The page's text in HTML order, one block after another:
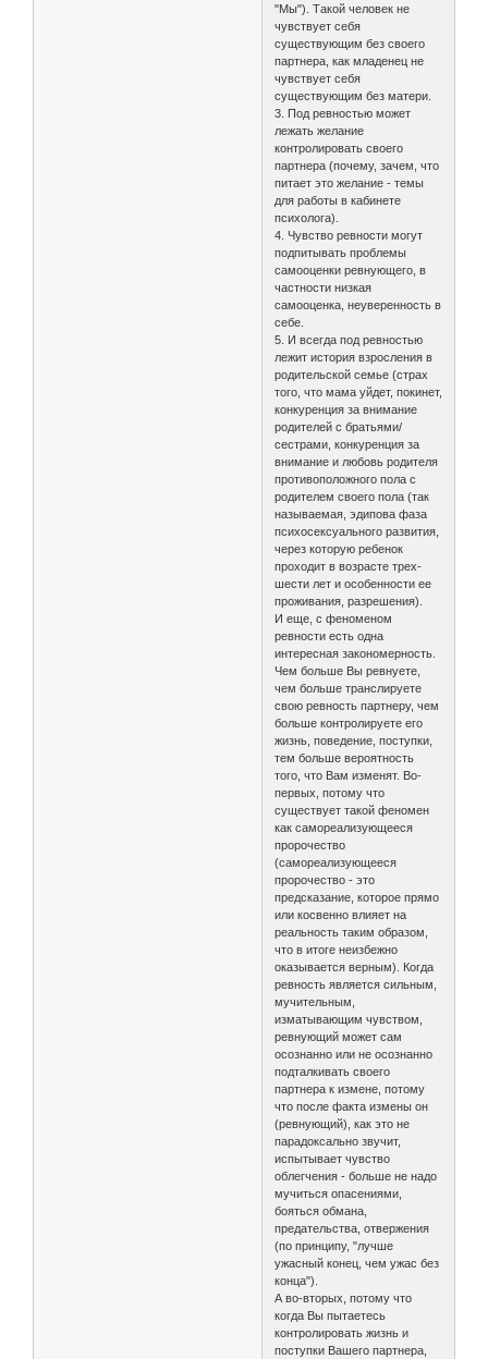
"Мы"). Такой человек не
чувствует себя
существующим без своего
партнера, как младенец не
чувствует себя
существующим без матери.
3. Под ревностью может
лежать желание
контролировать своего
партнера (почему, зачем, что
питает это желание - темы
для работы в кабинете
психолога).
4. Чувство ревности могут
подпитывать проблемы
самооценки ревнующего, в
частности низкая
самооценка, неуверенность в
себе.
5. И всегда под ревностью
лежит история взросления в
родительской семье (страх
того, что мама уйдет, покинет,
конкуренция за внимание
родителей с братьями/
сестрами, конкуренция за
внимание и любовь родителя
противоположного пола с
родителем своего пола (так
называемая, эдипова фаза
психосексуального развития,
через которую ребенок
проходит в возрасте трех-
шести лет и особенности ее
проживания, разрешения).
И еще, с феноменом
ревности есть одна
интересная закономерность.
Чем больше Вы ревнуете,
чем больше транслируете
свою ревность партнеру, чем
больше контролируете его
жизнь, поведение, поступки,
тем больше вероятность
того, что Вам изменят. Во-
первых, потому что
существует такой феномен
как самореализующееся
пророчество
(самореализующееся
пророчество - это
предсказание, которое прямо
или косвенно влияет на
реальность таким образом,
что в итоге неизбежно
оказывается верным). Когда
ревность является сильным,
мучительным,
изматывающим чувством,
ревнующий может сам
осознанно или не осознанно
подталкивать своего
партнера к измене, потому
что после факта измены он
(ревнующий), как это не
парадоксально звучит,
испытывает чувство
облегчения - больше не надо
мучиться опасениями,
бояться обмана,
предательства, отвержения
(по принципу, "лучше
ужасный конец, чем ужас без
конца").
А во-вторых, потому что
когда Вы пытаетесь
контролировать жизнь и
поступки Вашего партнера,